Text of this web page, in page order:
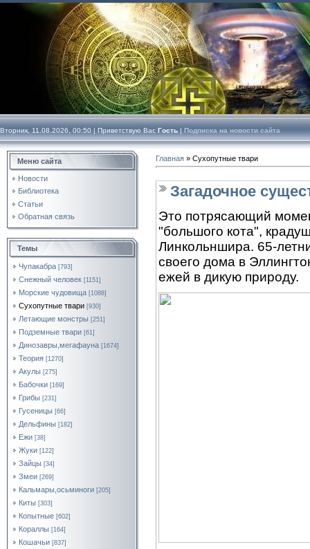
Вторник, 11.08.2026, 00:50 | Приветствую Вас Гость | Подписка на новости сайта
Меню сайта
Новости
Библиотека
Статьи
Обратная связь
Темы
Чупакабра [793]
Снежный человек [1151]
Морские чудовища [1088]
Сухопутные твари [930]
Летающие монстры [251]
Подземные твари [61]
Динозавры,мегафауна [1674]
Теория [1270]
Акулы [275]
Бабочки [169]
Грибы [231]
Гусеницы [66]
Дельфины [182]
Ежи [38]
Жуки [122]
Зайцы [34]
Змеи [269]
Кальмары,осьминоги [205]
Киты [303]
Копытные [602]
Кораллы [164]
Кошачьи [837]
Главная » Сухопутные твари
Загадочное
Это потрясающий
"большого кота",
Линкольншира. 65-
своего дома в
ежей в дикую природу.